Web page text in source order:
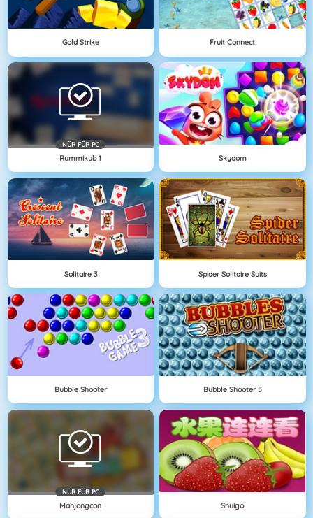
Gold Strike Fruit Connect
NÜR FÜR PC
Rummikub 1 Skydom
Solitaire 3 Spider Solitaire Suits
Bubble Shooter Bubble Shooter 5
NÜR FÜR PC
Mahjongcon Shuigo